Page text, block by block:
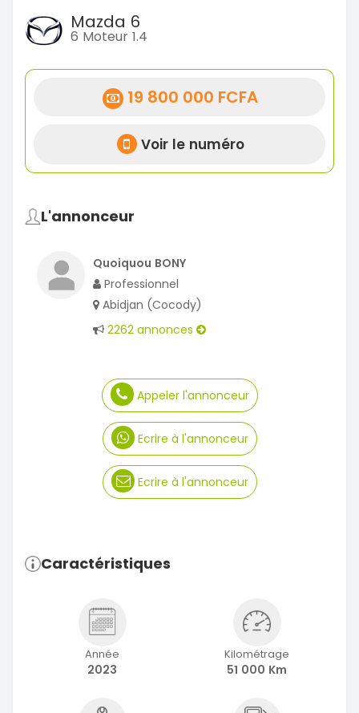
Mazda 6
6 Moteur 1.4
19 800 000 FCFA
Voir le numéro
L'annonceur
Quoiquou BONY
Professionnel
Abidjan (Cocody)
2262 annonces
Appeler l'annonceur
Ecrire à l'annonceur
Ecrire à l'annonceur
Caractéristiques
Année
2023
Kilométrage
51 000 Km